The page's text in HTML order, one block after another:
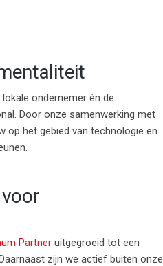
ondernemer én de
Door onze samenwerking met
op het gebied van technologie en
Partner uitgegroeid tot een
zijn we actief buiten onze